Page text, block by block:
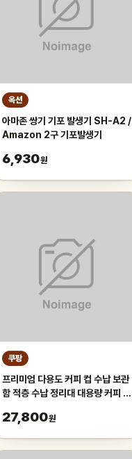
옥션
아마존 쌍기 기포 발생기 SH-A2 /
Amazon 2구 기포발생기
6,930원
쿠팡
프리미엄 다용도 커피 컵 수납 보관
함 적층 수납 정리대 대용량 커피 트
27,800원